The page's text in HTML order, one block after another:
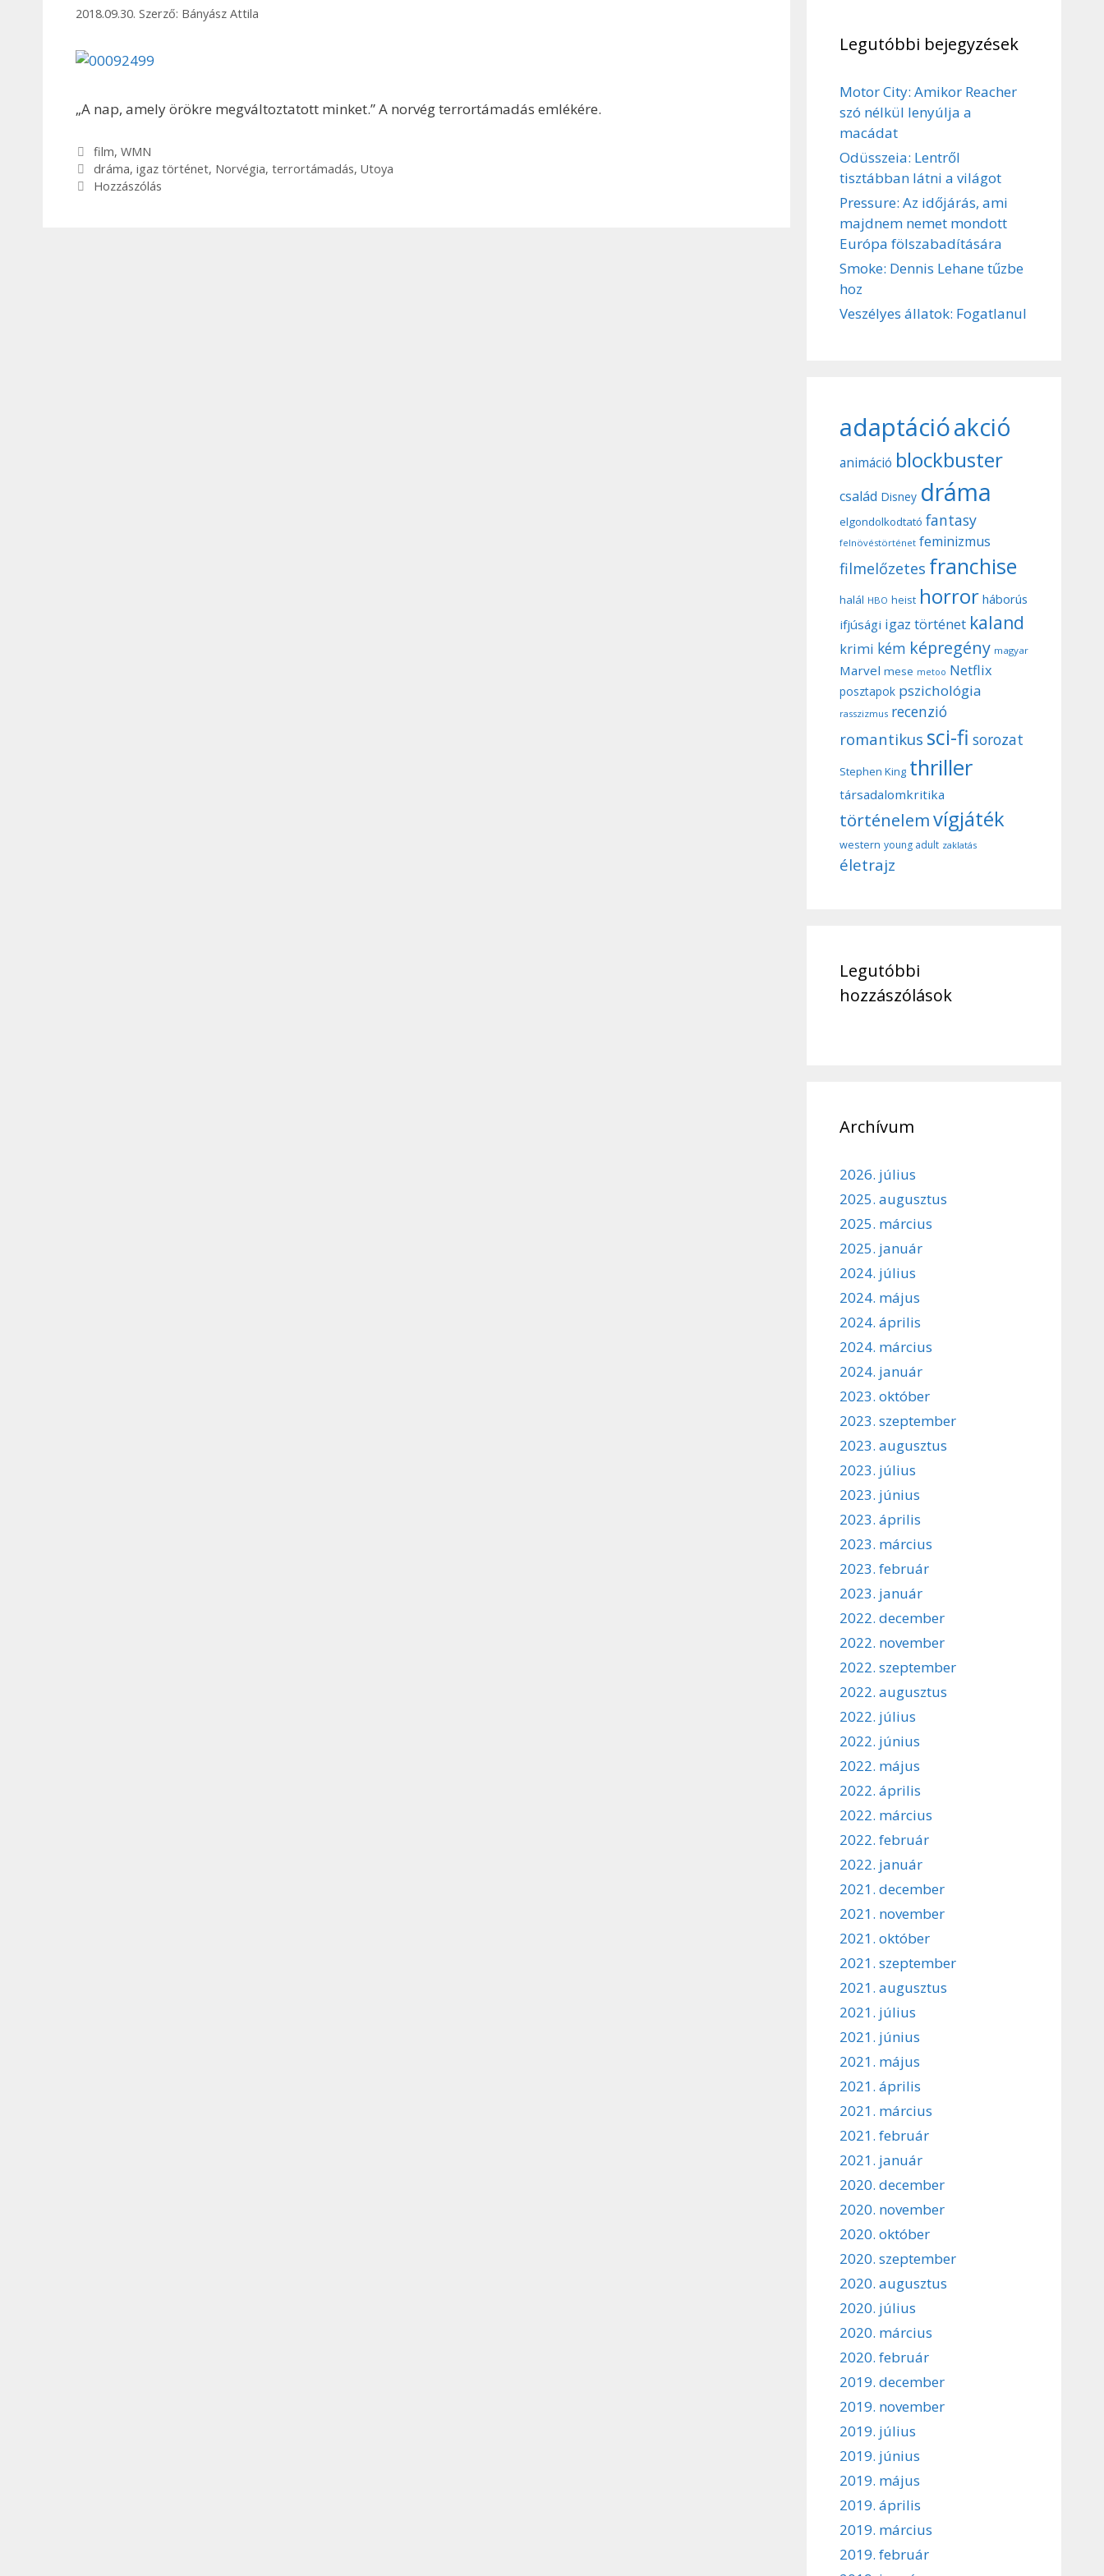
2018.09.30. Szerző: Bányász Attila
„A nap, amely örökre megváltoztatott minket.” A norvég terrortámadás emlékére.
Kategória
film, WMN
Címkék
dráma, igaz történet, Norvégia, terrortámadás, Utoya
Hozzászólás
Legutóbbi bejegyzések
Motor City: Amikor Reacher
szó nélkül lenyúlja a
macádat
Odüsszeia: Lentről
tisztábban látni a világot
Pressure: Az időjárás, ami
majdnem nemet mondott
Európa fölszabadítására
Smoke: Dennis Lehane tűzbe
hoz
Veszélyes állatok: Fogatlanul
adaptációakció
animáció blockbuster
család Disney dráma
elgondolkodtató fantasy
felnövéstörténet feminizmus
filmelőzetes franchise
halál HBO heist horror háborús
ifjúsági igaz történet kaland
krimi kém képregény magyar
Marvel mese metoo Netflix
posztapok pszichológia
rasszizmus recenzió
romantikus sci-fi sorozat
Stephen King thriller
társadalomkritika
történelemvígjáték
western young adult zaklatás
életrajz
Legutóbbi
hozzászólások
Archívum
2026. július
2025. augusztus
2025. március
2025. január
2024. július
2024. május
2024. április
2024. március
2024. január
2023. október
2023. szeptember
2023. augusztus
2023. július
2023. június
2023. április
2023. március
2023. február
2023. január
2022. december
2022. november
2022. szeptember
2022. augusztus
2022. július
2022. június
2022. május
2022. április
2022. március
2022. február
2022. január
2021. december
2021. november
2021. október
2021. szeptember
2021. augusztus
2021. július
2021. június
2021. május
2021. április
2021. március
2021. február
2021. január
2020. december
2020. november
2020. október
2020. szeptember
2020. augusztus
2020. július
2020. március
2020. február
2019. december
2019. november
2019. július
2019. június
2019. május
2019. április
2019. március
2019. február